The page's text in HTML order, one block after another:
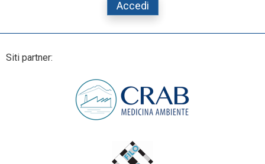
Accedi
Siti partner: